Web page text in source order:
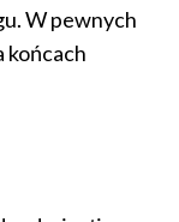
W pewnych
końcach